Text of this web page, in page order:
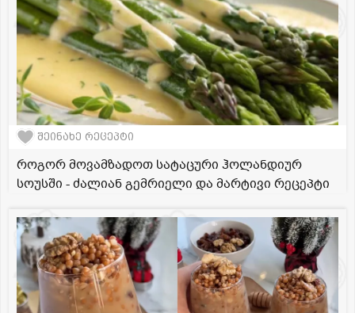
შეინახე რეცეპტი
როგორ მოვამზადოთ სატაცური ჰოლანდიურ
სოუსში - ძალიან გემრიელი და მარტივი რეცეპტი